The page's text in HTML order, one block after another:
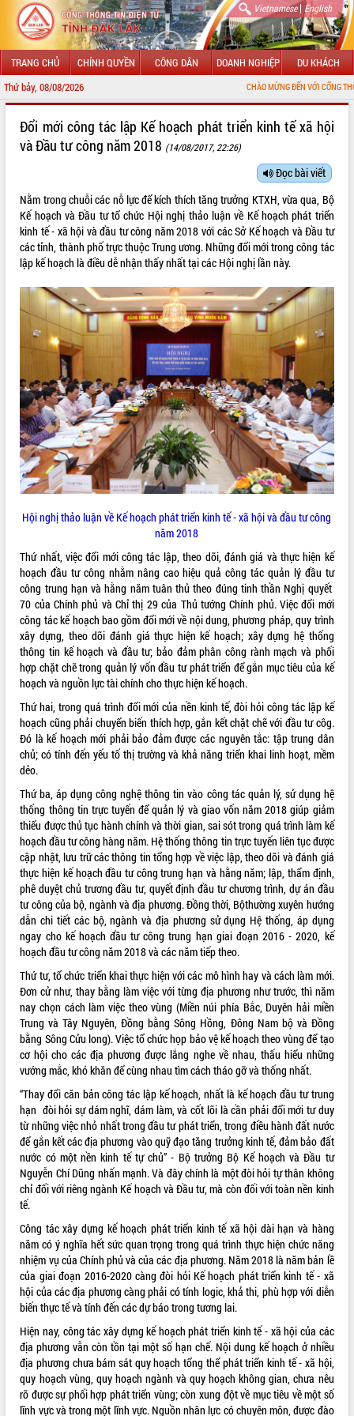
Vietnamese| English
TRANG CHỦ CHÍNH QUYỀN CÔNG DÂN DOANH NGHIỆP DU KHÁCH
Thứ bảy, 08/08/2026 CHÀO MỪNG ĐẾN VỚI CỔNG THÔNG TIN ĐIỆN
LÃNH ĐẠO UBND TỈNH
SỞ, BAN, NGÀNH
UBND CÁC XÃ, PHƯỜNG
HỆ THỐNG VĂN BẢN
VĂN BẢN HĐND TỈNH
ĐIỂM TIN VĂN BẢN
QUY HOẠCH - KẾ HOẠCH
VIDEO
Khám bệnh, cấp phát thuốc miễn phí
và tặng quà người dân xã Cư Pui
Hội nghị UBND tỉnh Đắk Lắk thường kỳ
tháng 7/2026
Lễ truy tặng danh hiệu “Bà Mẹ Việt
Nam Anh hùng” và trao Huân chương
Lao động
UBND tỉnh Đắk Lắk triển khai nhiệm
vụ 6 tháng cuối năm 2026
Kỳ họp thứ Hai, Hội đồng nhân dân
tỉnh khóa XI quyết nghị nhiều nội dung
quan trọng
Bí thư Tỉnh ủy Lương Nguyễn Minh
Triết thăm, tặng quà người có công với
cách mạng
Rà soát, hoàn thiện hệ thống thiết chế
văn hóa, thể thao đáp ứng yêu cầu
phát triển mới
Thường trực HĐND tỉnh Đắk Lắk gặp
Minh
Lễ truy điệu và an táng hài cốt liệt sĩ
tại Nghĩa trang Liệt sĩ xã Sơn Hòa
Bàn giải pháp tháo gỡ khó khăn trong
xuất khẩu sầu riêng và triển khai quy
định EUDR
Thứ trưởng Bộ Nông nghiệp và Môi
trường Nguyễn Hoàng Hiệp khảo sát
vùng trồng và doanh nghiệp đóng gói
sầu riêng tại Đắk Lắk
Trình diễn nghệ thuật chế biến các
ALBUM ẢNH
LIÊN KẾT WEB
THỐNG KÊ TRUY CẬP
Hôm nay:
2433
Tất cả:
66088101
Đổi mới công tác lập Kế hoạch phát triển kinh tế xã hội
và Đầu tư công năm 2018 (14/08/2017, 22:26)
Đọc bài viết
Nằm trong chuỗi các nỗ lực để kích thích tăng trưởng KTXH, vừa qua, Bộ
Kế hoạch và Đầu tư tổ chức Hội nghị thảo luận về Kế hoạch phát triển
kinh tế - xã hội và đầu tư công năm 2018 với các Sở Kế hoạch và Đầu tư
các tỉnh, thành phố trực thuộc Trung ương. Những đổi mới trong công tác
lập kế hoạch là điều dễ nhận thấy nhất tại các Hội nghị lần này.
Hội nghị thảo luận về Kế hoạch phát triển kinh tế - xã hội và đầu tư công
năm 2018
Thứ nhất, việc đổi mới công tác lập, theo dõi, đánh giá và thực hiện kế
hoạch đầu tư công nhằm nâng cao hiệu quả công tác quản lý đầu tư
công trung hạn và hằng năm tuân thủ theo đúng tinh thần Nghị quyết
70 của Chính phủ và Chỉ thị 29 của Thủ tướng Chính phủ. Việc đổi mới
công tác kế hoạch bao gồm đổi mới về nội dung, phương pháp, quy trình
xây dựng, theo dõi đánh giá thực hiện kế hoạch; xây dựng hệ thống
thông tin kế hoạch và đầu tư; bảo đảm phân công rành mạch và phối
hợp chặt chẽ trong quản lý vốn đầu tư phát triển để gắn mục tiêu của kế
hoạch và nguồn lực tài chính cho thực hiện kế hoạch.
Thứ hai, trong quá trình đổi mới của nền kinh tế, đòi hỏi công tác lập kế
hoạch cũng phải chuyển biến thích hợp, gắn kết chặt chẽ với đầu tư côg.
Đó là kế hoạch mới phải bảo đảm được các nguyên tắc: tập trung dân
chủ; có tính đến yếu tố thị trường và khả năng triển khai linh hoạt, mềm
dẻo.
Thứ ba, áp dụng công nghệ thông tin vào công tác quản lý, sử dụng hệ
thống thông tin trực tuyến để quản lý và giao vốn năm 2018 giúp giảm
thiểu được thủ tục hành chính và thời gian, sai sót trong quá trình làm kế
hoạch đầu tư công hàng năm. Hệ thống thông tin trực tuyến liên tục được
cập nhật, lưu trữ các thông tin tổng hợp về việc lập, theo dõi và đánh giá
thực hiện kế hoạch đầu tư công trung hạn và hằng năm; lập, thẩm định,
phê duyệt chủ trương đầu tư, quyết định đầu tư chương trình, dự án đầu
tư công của bộ, ngành và địa phương. Đồng thời, Bộthường xuyên hướng
dẫn chi tiết các bộ, ngành và địa phương sử dụng Hệ thống, áp dụng
ngay cho kế hoạch đầu tư công trung hạn giai đoạn 2016 - 2020, kế
hoạch đầu tư công năm 2018 và các năm tiếp theo.
Thứ tư, tổ chức triển khai thực hiện với các mô hình hay và cách làm mới.
Đơn cử như, thay bằng làm việc với từng địa phương như trước, thì năm
nay chọn cách làm việc theo vùng (Miền núi phía Bắc, Duyên hải miền
Trung và Tây Nguyên, Đồng bằng Sông Hồng, Đông Nam bộ và Đồng
bằng Sông Cửu long). Việc tổ chức họp bảo vệ kế hoạch theo vùng để tạo
cơ hội cho các địa phương được lắng nghe về nhau, thấu hiểu những
vướng mắc, khó khăn để cùng nhau tìm cách tháo gỡ và thống nhất.
“Thay đổi căn bản công tác lập kế hoạch, nhất là kế hoạch đầu tư trung
hạn đòi hỏi sự dám nghĩ, dám làm, và cốt lõi là cần phải đổi mới tư duy
từ những việc nhỏ nhất trong đầu tư phát triển, trong điều hành đất nước
để gắn kết các địa phương vào quỹ đạo tăng trưởng kinh tế, đảm bảo đất
nước có một nền kinh tế tự chủ” - Bộ trưởng Bộ Kế hoạch và Đầu tư
Nguyễn Chí Dũng nhấn mạnh. Và đây chính là một đòi hỏi tự thân không
chỉ đối với riêng ngành Kế hoạch và Đầu tư, mà còn đối với toàn nền kinh
tế.
Công tác xây dựng kế hoạch phát triển kinh tế xã hội dài hạn và hàng
năm có ý nghĩa hết sức quan trọng trong quá trình thực hiện chức năng
nhiệm vụ của Chính phủ và của các địa phương. Năm 2018 là năm bản lề
của giai đoạn 2016-2020 càng đòi hỏi Kế hoạch phát triển kinh tế - xã
hội của các địa phương càng phải có tính logic, khả thi, phù hợp với diễn
biến thực tế và tính đến các dự báo trong tương lai.
Hiện nay, công tác xây dựng kế hoạch phát triển kinh tế - xã hội của các
địa phương vẫn còn tồn tại một số hạn chế. Nội dung kế hoạch ở nhiều
địa phương chưa bám sát quy hoạch tổng thể phát triển kinh tế - xã hội,
quy hoạch vùng, quy hoạch ngành và quy hoạch không gian, chưa nêu
rõ được sự phối hợp phát triển vùng; còn xung đột về mục tiêu về một số
lĩnh vực và trong một lĩnh vực. Nguồn nhân lực có chuyên môn, được đào